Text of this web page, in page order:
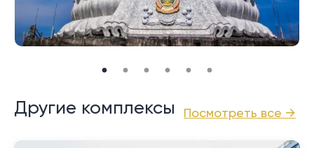
на Пхукете, смотровой площадке мыса Промтхеп.
Он славится потрясающими закатами в обрамлении
великолепных пейзажей и сахарных пальм.
И Най Харн, и Раваи предлагают на продажу
бассейном и кондоминиумы. Доступные для выбора
ценовых категорий, они, как правило, дешевле по
сравнению с направлениями на северном и
Посмотреть все →
Другие комплексы